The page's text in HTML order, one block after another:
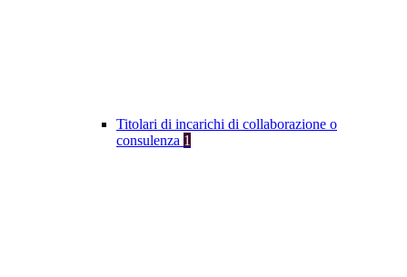
Titolari di incarichi di collaborazione o
consulenza 1